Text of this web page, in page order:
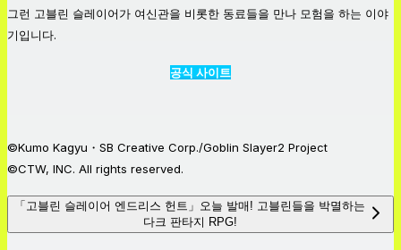
그런 고블린 슬레이어가 여신관을 비롯한 동료들을 만나 모험을 하는 이야
기입니다.
공식 사이트
©Kumo Kagyu・SB Creative Corp./Goblin Slayer2 Project
©CTW, INC. All rights reserved.
「고블린 슬레이어 엔드리스 헌트」오늘 발매! 고블린들을 박멸하는
다크 판타지 RPG!